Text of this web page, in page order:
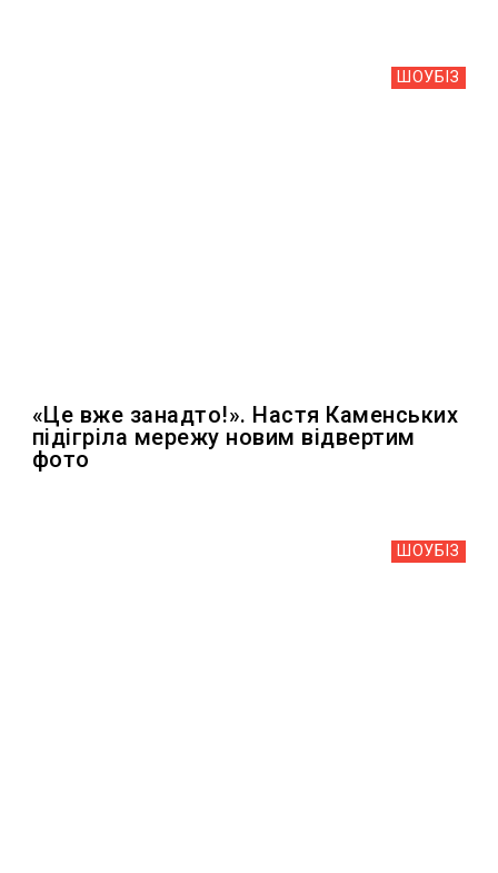
ШОУБIЗ
«Це вже занадто!». Настя Каменських
підігріла мережу новим відвертим
фото
ШОУБIЗ